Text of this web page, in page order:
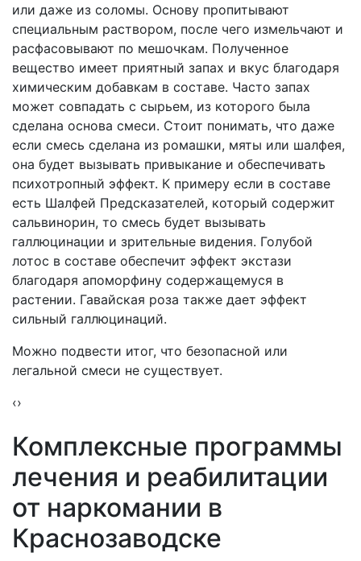
или даже из соломы. Основу пропитывают
специальным раствором, после чего измельчают и
расфасовывают по мешочкам. Полученное
вещество имеет приятный запах и вкус благодаря
химическим добавкам в составе. Часто запах
может совпадать с сырьем, из которого была
сделана основа смеси. Стоит понимать, что даже
если смесь сделана из ромашки, мяты или шалфея,
она будет вызывать привыкание и обеспечивать
психотропный эффект. К примеру если в составе
есть Шалфей Предсказателей, который содержит
сальвинорин, то смесь будет вызывать
галлюцинации и зрительные видения. Голубой
лотос в составе обеспечит эффект экстази
благодаря апоморфину содержащемуся в
растении. Гавайская роза также дает эффект
сильный галлюцинаций.
Можно подвести итог, что безопасной или
легальной смеси не существует.
‹›
Комплексные программы
лечения и реабилитации
от наркомании в
Краснозаводске